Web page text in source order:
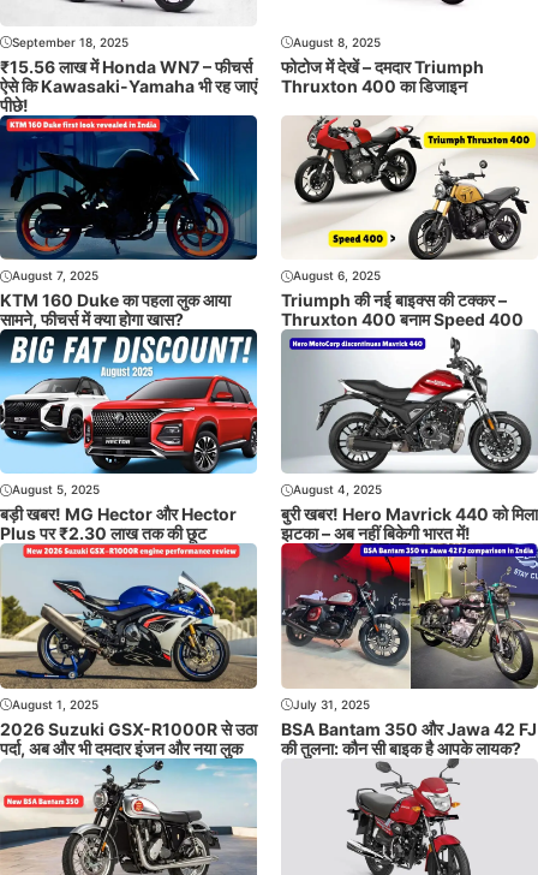
September 18, 2025
₹15.56 लाख में Honda WN7 – फीचर्स
ऐसे कि Kawasaki-Yamaha भी रह जाएं
पीछे!
August 8, 2025
फोटोज में देखें – दमदार Triumph
Thruxton 400 का डिजाइन
August 7, 2025
KTM 160 Duke का पहला लुक आया
सामने, फीचर्स में क्या होगा खास?
August 6, 2025
Triumph की नई बाइक्स की टक्कर –
Thruxton 400 बनाम Speed 400
August 5, 2025
बड़ी खबर! MG Hector और Hector
Plus पर ₹2.30 लाख तक की छूट
August 4, 2025
बुरी खबर! Hero Mavrick 440 को मिला
झटका – अब नहीं बिकेगी भारत में!
August 1, 2025
2026 Suzuki GSX-R1000R से उठा
पर्दा, अब और भी दमदार इंजन और नया लुक
July 31, 2025
BSA Bantam 350 और Jawa 42 FJ
की तुलना: कौन सी बाइक है आपके लायक?